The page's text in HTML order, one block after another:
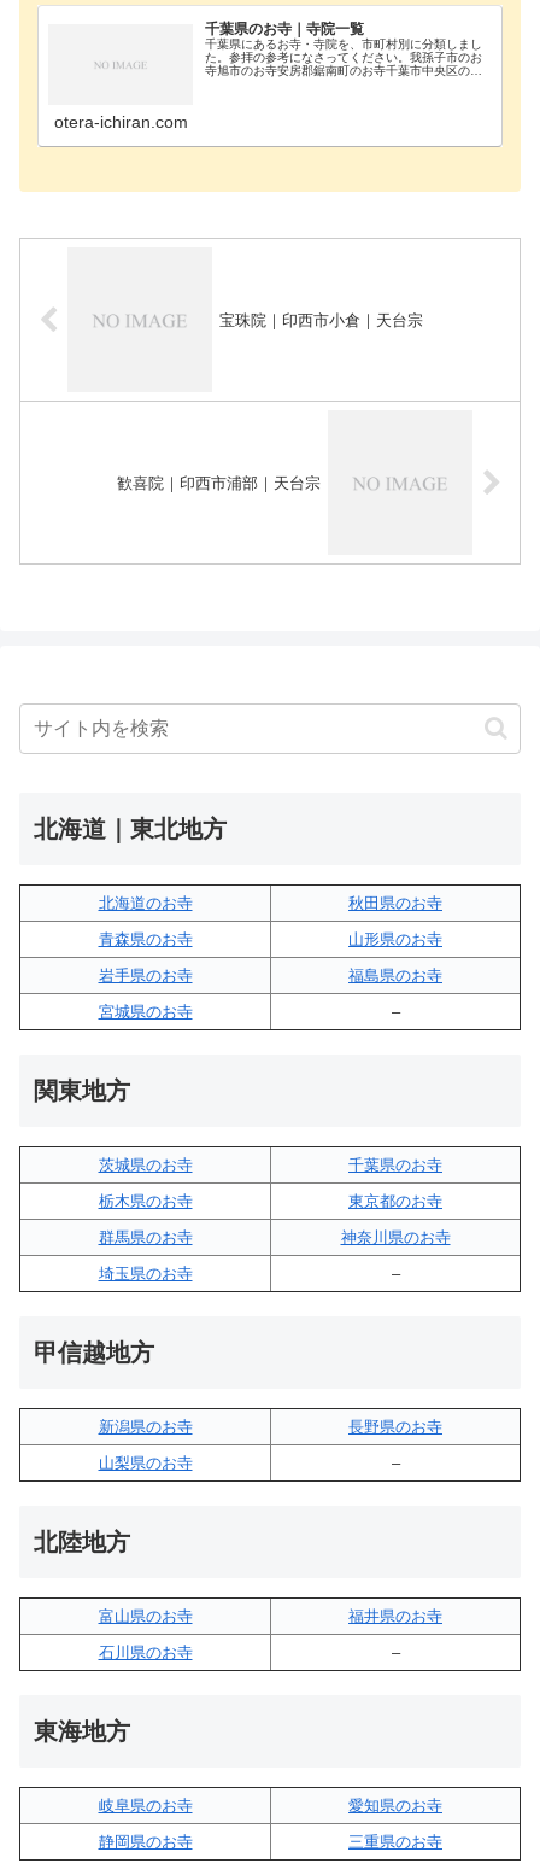
千葉県のお寺｜寺院一覧
千葉県にあるお寺・寺院を、市町村別に分類しまし
た。参拝の参考になさってください。我孫子市のお
寺旭市のお寺安房郡鋸南町のお寺千葉市中央区のお
otera-ichiran.com
宝珠院｜印西市小倉｜天台宗
歓喜院｜印西市浦部｜天台宗
北海道｜東北地方
北海道のお寺
秋田県のお寺
青森県のお寺
山形県のお寺
岩手県のお寺
福島県のお寺
宮城県のお寺
–
関東地方
茨城県のお寺
千葉県のお寺
栃木県のお寺
東京都のお寺
群馬県のお寺
神奈川県のお寺
埼玉県のお寺
–
甲信越地方
新潟県のお寺
長野県のお寺
山梨県のお寺
–
北陸地方
富山県のお寺
福井県のお寺
石川県のお寺
–
東海地方
岐阜県のお寺
愛知県のお寺
静岡県のお寺
三重県のお寺